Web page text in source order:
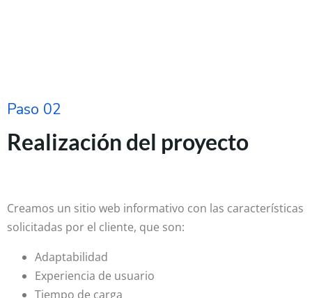
Paso 02
Realización del proyecto
Creamos un sitio web informativo con las características
solicitadas por el cliente, que son:
Adaptabilidad
Experiencia de usuario
Tiempo de carga